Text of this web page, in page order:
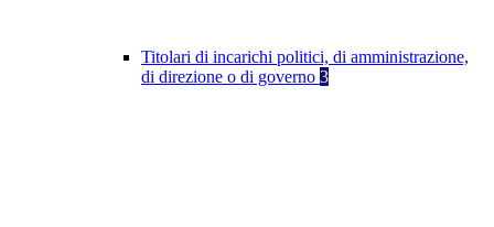
Titolari di incarichi politici, di amministrazione,
di direzione o di governo 3